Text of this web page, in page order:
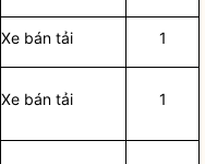
Xe bán tải 1
Xe bán tải 1